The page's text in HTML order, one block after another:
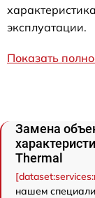
эксплуатации.
Показать
Замена
Thermal
нашем